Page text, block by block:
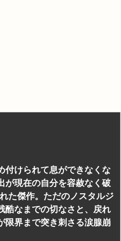
付けられて息ができなくな
が現在の自分を容赦なく破
た傑作。ただのノスタルジ
酷なまでの切なさと、戻れ
限界まで突き刺さる涙腺崩